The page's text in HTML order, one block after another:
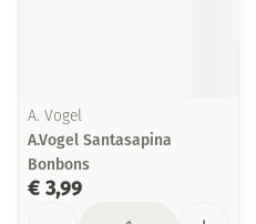
A. Vogel
A.Vogel Santasapina
Bonbons
€ 3,99